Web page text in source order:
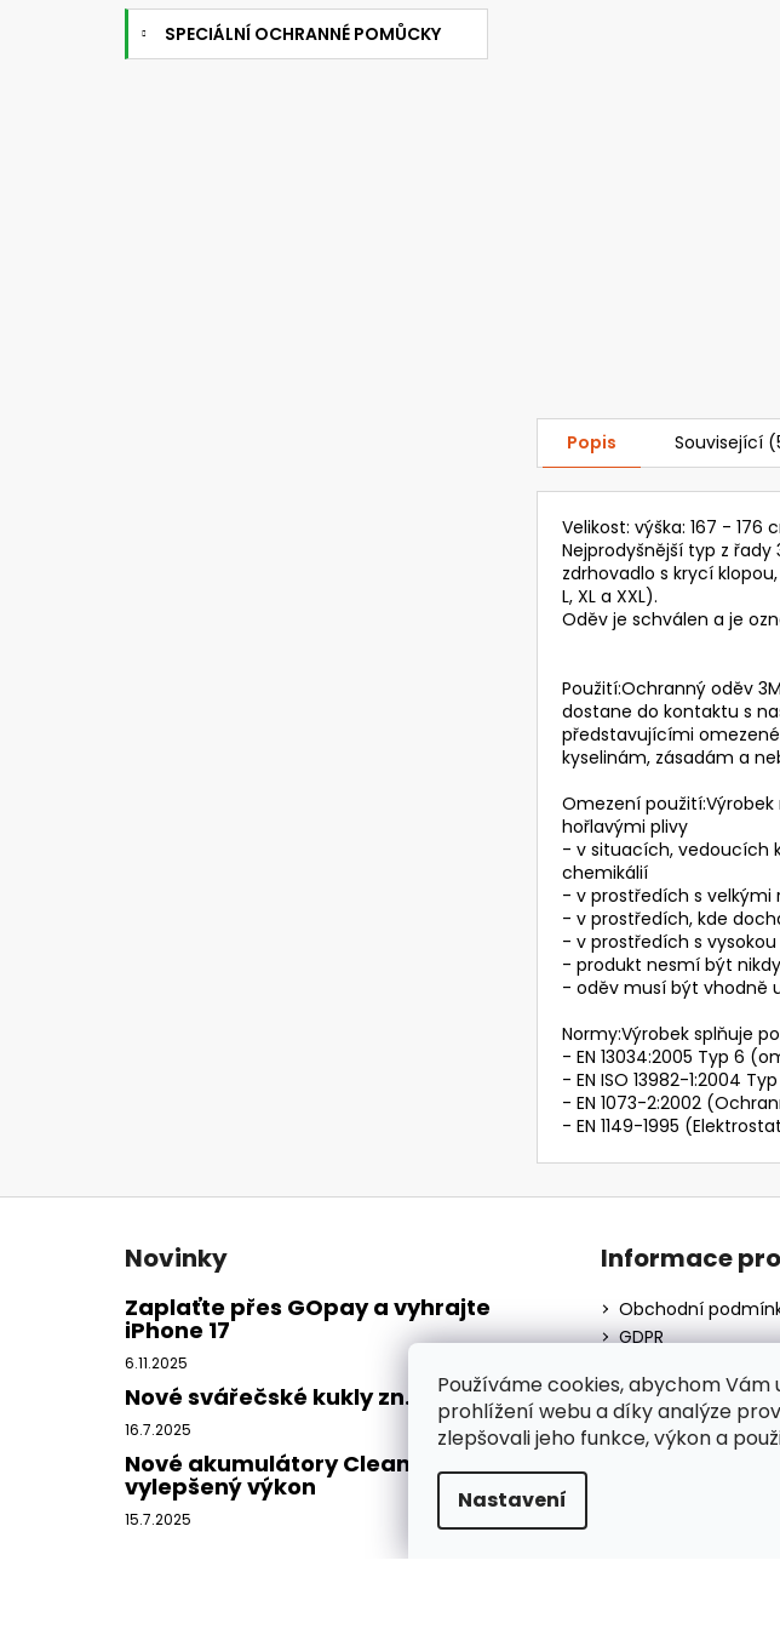
Používáme cookies, abychom Vám
prohlížení webu a díky analýze
zlepšovali jeho funkce, výkon a
Nastavení
SPECIÁLNÍ OCHRANNÉ POMŮCKY
Popis Související
Velikost: výška: 167 -
Nejprodyšnější typ z
zdrhovadlo s krycí
L, XL a XXL).
Oděv je schválen a je
Použití:Ochranný oděv
dostane do kontaktu s
představujícími
kyselinám, zásadám a
Omezení
hořlavými plivy
- v situacích, vedoucích
chemikálií
- v prostředích s velkými
- v prostředích, kde
- v prostředích s
- produkt nesmí být
- oděv musí být vhodně
Normy:Výrobek splňuje
- EN 13034:2005 Typ 6
- EN ISO 13982-1:2004
- EN 1073-2:2002
- EN 1149-1995
Z
Novinky
Zaplaťte přes GOpay a vyhrajte
iPhone 17
6.11.2025
Nové svářečské kukly zn. CleanAIR
16.7.2025
Nové akumulátory CleanAIR -
vylepšený výkon
15.7.2025
Informace
Obchodní
GDPR
Moje objednávka
Blog